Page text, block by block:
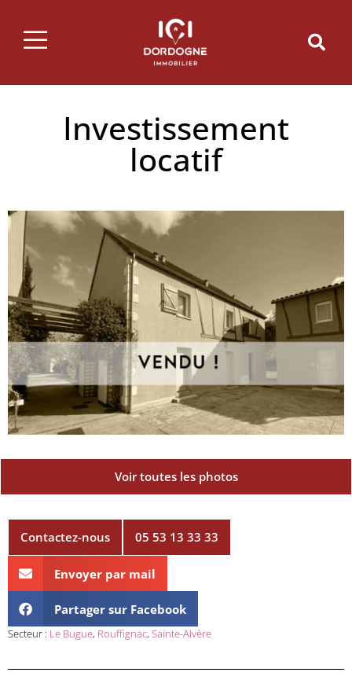
Investissement
locatif
Voir toutes les photos
Contactez-nous 05 53 13 33 33
Envoyer par mail
Partager sur Facebook
Secteur : Le Bugue, Rouffignac, Sainte-Alvère